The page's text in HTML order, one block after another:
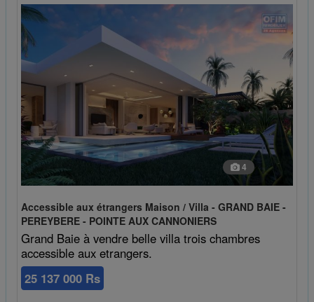
4
Accessible aux étrangers Maison / Villa - GRAND BAIE -
PEREYBERE - POINTE AUX CANNONIERS
Grand Baie à vendre belle villa trois chambres
accessible aux etrangers.
25 137 000 Rs